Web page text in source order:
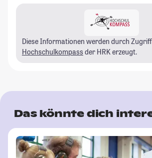
Diese Informationen werden durch
Hochschulkompass der HRK erzeugt.
Das könnte dich